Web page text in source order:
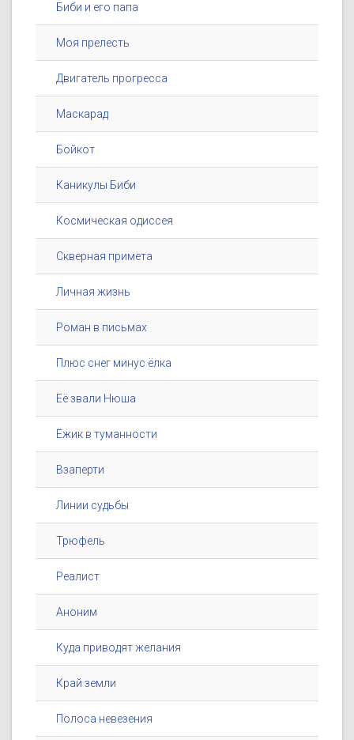
Биби и его папа
Моя прелесть
Двигатель прогресса
Маскарад
Бойкот
Каникулы Биби
Космическая одиссея
Скверная примета
Личная жизнь
Роман в письмах
Плюс снег минус ёлка
Её звали Нюша
Ёжик в туманности
Взаперти
Линии судьбы
Трюфель
Реалист
Аноним
Куда приводят желания
Край земли
Полоса невезения